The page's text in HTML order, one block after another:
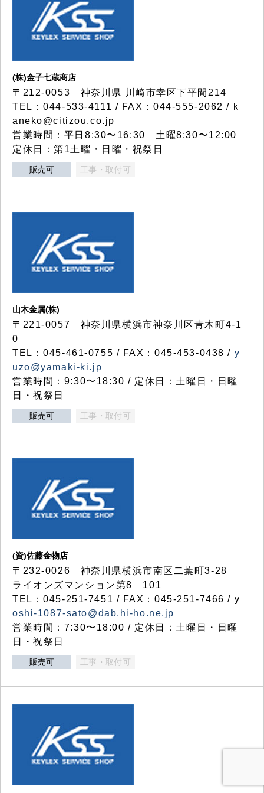
(株)金子七蔵商店
〒212-0053 神奈川県 川崎市幸区下平間214
TEL：044-533-4111 / FAX：044-555-2062 / k
aneko@citizou.co.jp
営業時間：平日8:30〜16:30 土曜8:30〜12:00
定休日：第1土曜・日曜・祝祭日
販売可 工事・取付可
山木金属(株)
〒221-0057 神奈川県横浜市神奈川区青木町4-1
0
TEL：045-461-0755 / FAX：045-453-0438 / y
uzo@yamaki-ki.jp
営業時間：9:30〜18:30 / 定休日：土曜日・日曜
日・祝祭日
販売可 工事・取付可
(資)佐藤金物店
〒232-0026 神奈川県横浜市南区二葉町3-28
ライオンズマンション第8 101
TEL：045-251-7451 / FAX：045-251-7466 / y
oshi-1087-sato@dab.hi-ho.ne.jp
営業時間：7:30〜18:00 / 定休日：土曜日・日曜
日・祝祭日
販売可 工事・取付可